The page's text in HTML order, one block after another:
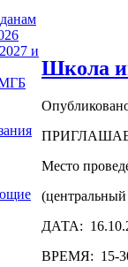
и
Школа
Место
ДАТА:
ВРЕМЯ: 15-